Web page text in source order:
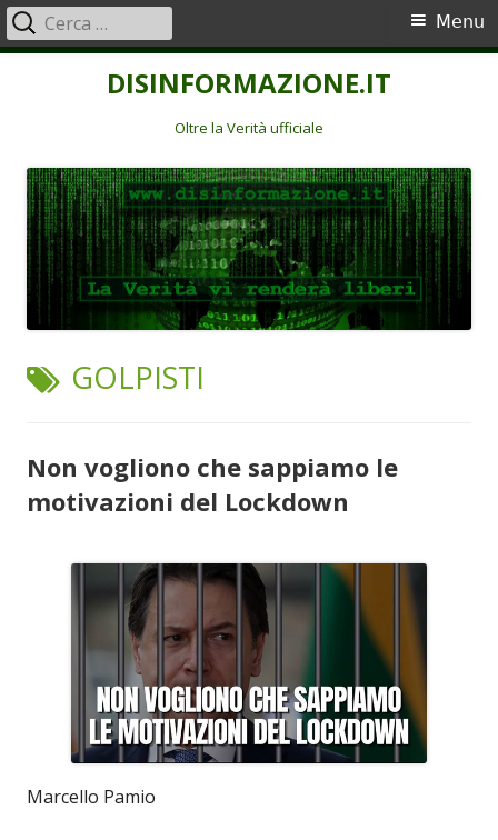
DISINFORMAZIONE.IT
Oltre la Verità ufficiale
Menu
principale
Menu
Ricerca
per:
TAG:
GOLPISTI
Non vogliono che sappiamo le
motivazioni del Lockdown
Marcello Pamio